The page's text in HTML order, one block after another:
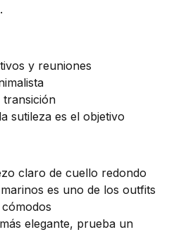
y reuniones
transición
sutileza es el objetivo
claro de cuello redondo
es uno de los outfits
elegante, prueba un